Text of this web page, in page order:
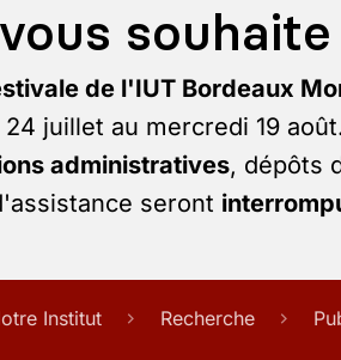
de l'IUT Bordeaux
juillet au mercredi 19
administratives, dépôts
seront
Institut Recherche